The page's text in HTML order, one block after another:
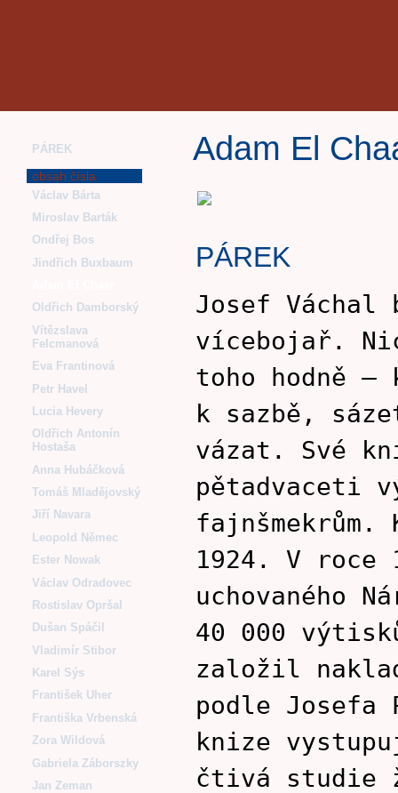
PÁREK
obsah čísla
Václav Bárta
Miroslav Barták
Ondřej Bos
Jindřich Buxbaum
Oldřich Damborský
Vítězslava
Felcmanová
Eva Frantinová
Petr Havel
Lucia Hevery
Oldřich Antonín
Hostaša
Anna Hubáčková
Tomáš Mladějovský
Jiří Navara
Leopold Němec
Ester Nowak
Václav Odradovec
Rostislav Opršal
Dušan Spáčil
Vladimír Stibor
Karel Sýs
František Uher
Františka Vrbenská
Zora Wildová
Gabriela Záborszky
Jan Zeman
Adam El
PÁREK
Josef Váchal
vícebojař.
toho hodně
k sazbě,
vázat. Své
pětadvaceti
1924. V roce
uchovaného
40 000
založil
podle Josefa
knize
čtivá studie